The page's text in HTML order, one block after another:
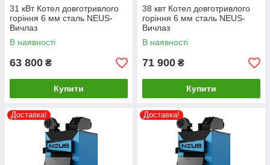
31 кВт Котел довготривлого
горіння 6 мм сталь NEUS-
Вичлаз
В наявності
63 800 ₴
Купити
38 квт Котел довготривлого
горіння 6 мм сталь NEUS-
Вичлаз
В наявності
71 900 ₴
Купити
Доставка! Доставка!